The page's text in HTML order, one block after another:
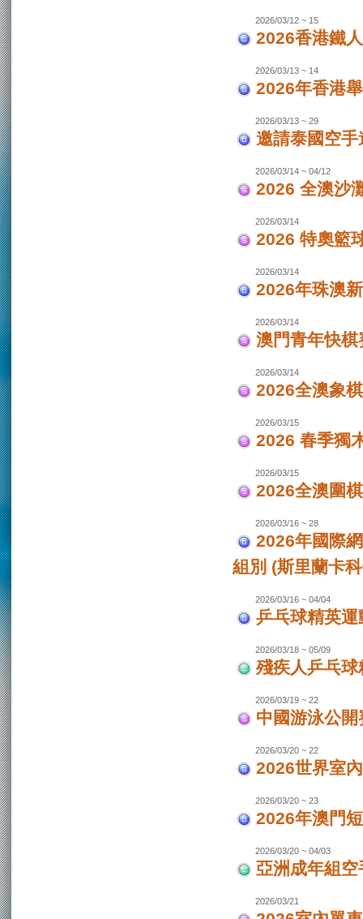
2026/03/12 ~ 15
2026香港鐵
2026/03/13 ~ 14
2026年香港
2026/03/13 ~ 29
邀請泰國空
2026/03/14 ~ 04/12
2026 全澳沙
2026/03/14
2026 特奧籃
2026/03/14
2026年珠澳
2026/03/14
澳門青年快棋
2026/03/14
2026全澳象
2026/03/15
2026 春季獨
2026/03/15
2026全澳圍
2026/03/16 ~ 28
2026年國際
組別 (斯里蘭卡
2026/03/16 ~ 04/04
乒乓球精英
2026/03/18 ~ 05/09
殘疾人乒乓
2026/03/19 ~ 22
中國游泳公
2026/03/20 ~ 22
2026世界室
2026/03/20 ~ 23
2026年澳門
2026/03/20 ~ 04/03
亞洲成年組
2026/03/21